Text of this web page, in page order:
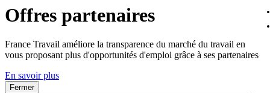
Offres partenaires
France Travail améliore la transparence du marché du travail en
vous proposant plus d'opportunités d'emploi grâce à ses partenaires
En savoir plus
Fermer